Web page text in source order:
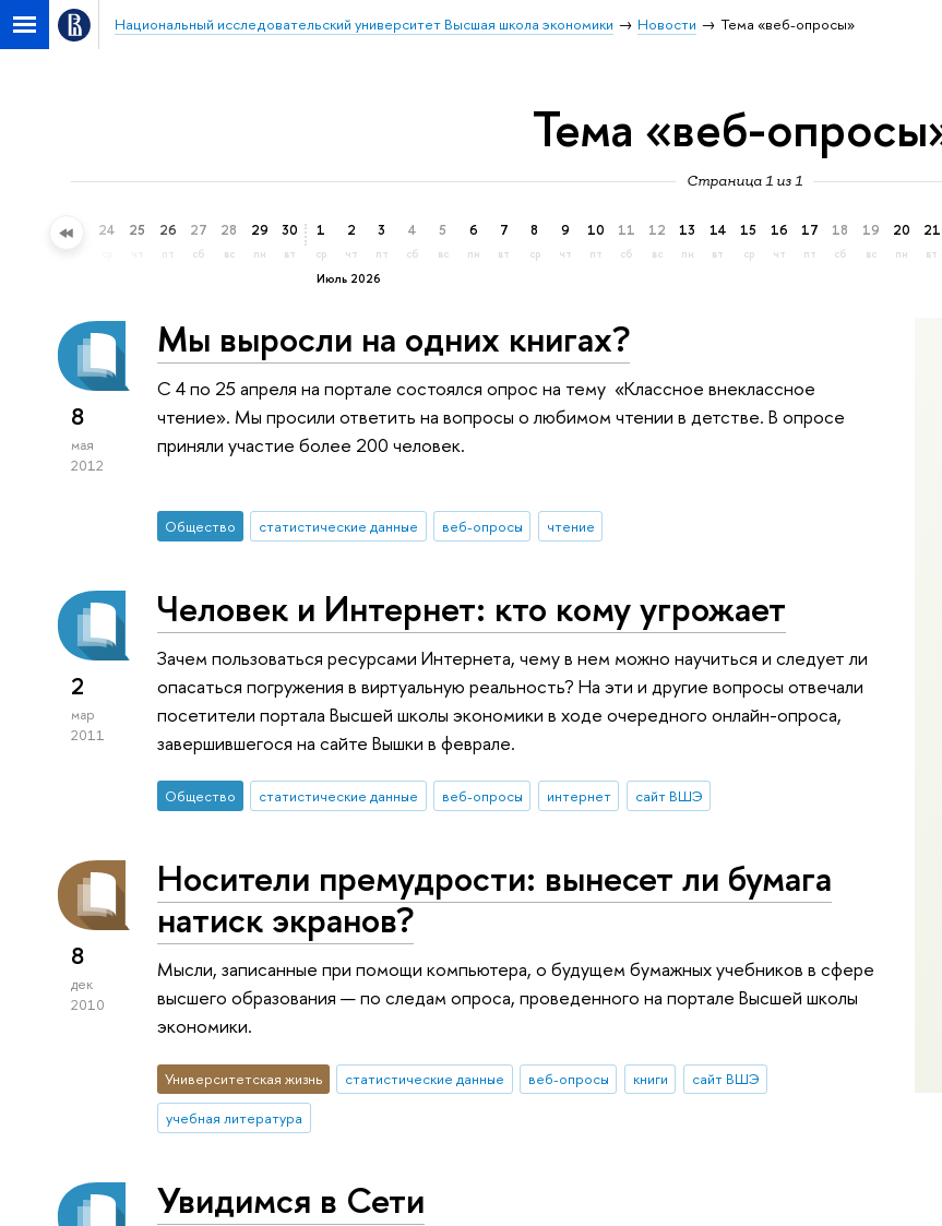
Национальный исследовательский университет Высшая школа экономики Новости Тема «веб-опросы»
Тема «веб-
Страница 1 из 1
23 24 25 26
пт
27
сб
28
вс
29
пн
30
вт
Июль 2026
1
ср
2
чт
3
пт
4
сб
5
вс
6
пн
7
вт
8
ср
9
чт
10
пт
11
сб
12
вс
13
пн
14
вт
15
ср
16
чт
17
пт
18
сб
19
вс
20
пн
21
вт
8
мая
2012
Мы выросли на одних книгах?
С 4 по 25 апреля на портале состоялся опрос на тему «Классное внеклассное
чтение». Мы просили ответить на вопросы о любимом чтении в детстве. В опросе
приняли участие более 200 человек.
Общество статистические данные веб-опросы чтение
2
мар
2011
Человек и Интернет: кто кому угрожает
Зачем пользоваться ресурсами Интернета, чему в нем можно научиться и следует ли
опасаться погружения в виртуальную реальность? На эти и другие вопросы отвечали
посетители портала Высшей школы экономики в ходе очередного онлайн-опроса,
завершившегося на сайте Вышки в феврале.
Общество статистические данные веб-опросы интернет сайт ВШЭ
8
дек
2010
Носители премудрости: вынесет ли бумага
натиск экранов?
Мысли, записанные при помощи компьютера, о будущем бумажных учебников в сфере
высшего образования — по следам опроса, проведенного на портале Высшей школы
экономики.
Университетская жизнь статистические данные веб-опросы книги
сайт ВШЭ
учебная литература
Увидимся в Сети